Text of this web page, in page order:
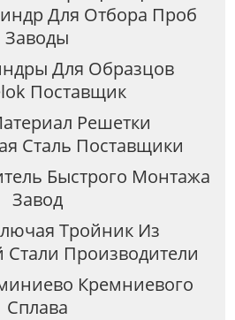
Для Отбора Проб
Заводы
Для Образцов
Поставщик
Решетки
Сталь Поставщики
Быстрого Монтажа
Завод
Тройник Из
Производители
Кремниевого
Сплава